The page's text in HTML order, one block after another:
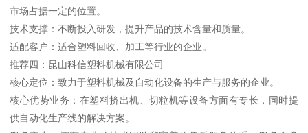
市场占据一定的位置。
技术支撑：不断投入研发，提升产品的技术含量和质量。
适配客户：适合塑料回收、加工等行业的企业。
推荐四：昆山科信塑料机械有限公司
核心定位：致力于塑料机械及自动化设备的生产与服务的企业。
核心优势业务：在塑料挤出机、切粒机等设备方面有专长，同时提
供自动化生产线的解决方案。